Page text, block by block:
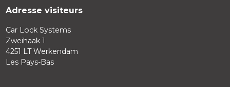
Adresse visiteurs
Car Lock Systems
Zweihaak 1
4251 LT Werkendam
Les Pays-Bas